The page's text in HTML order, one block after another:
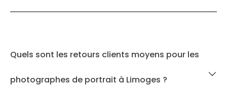
Quels sont les retours clients moyens pour les
photographes de portrait à Limoges ?